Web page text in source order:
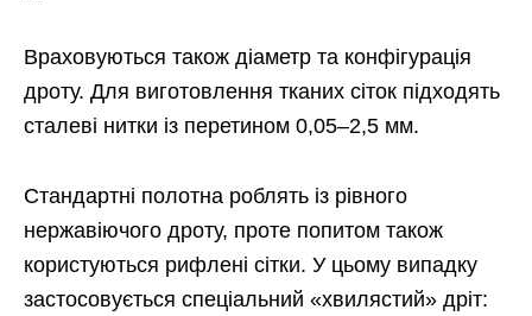
Враховуються також діаметр та конфігурація
дроту. Для виготовлення тканих сіток підходять
сталеві нитки із перетином 0,05–2,5 мм.
Стандартні полотна роблять із рівного
нержавіючого дроту, проте попитом також
користуються рифлені сітки. У цьому випадку
застосовується спеціальний «хвилястий» дріт: